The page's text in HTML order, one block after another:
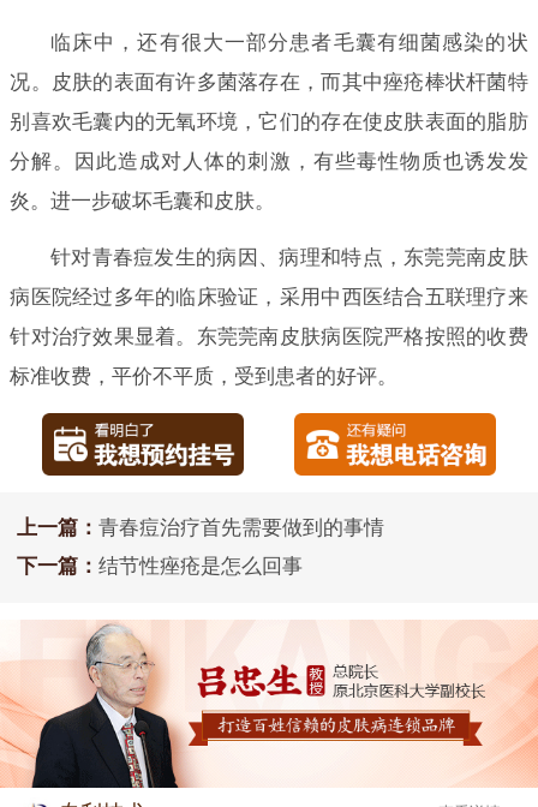
临床中，还有很大一部分患者毛囊有细菌感染的状
况。皮肤的表面有许多菌落存在，而其中痤疮棒状杆菌特
别喜欢毛囊内的无氧环境，它们的存在使皮肤表面的脂肪
分解。因此造成对人体的刺激，有些毒性物质也诱发发
炎。进一步破坏毛囊和皮肤。
针对青春痘发生的病因、病理和特点，东莞莞南皮肤
病医院经过多年的临床验证，采用中西医结合五联理疗来
针对治疗效果显着。东莞莞南皮肤病医院严格按照的收费
标准收费，平价不平质，受到患者的好评。
上一篇： 青春痘治疗首先需要做到的事情
下一篇： 结节性痤疮是怎么回事